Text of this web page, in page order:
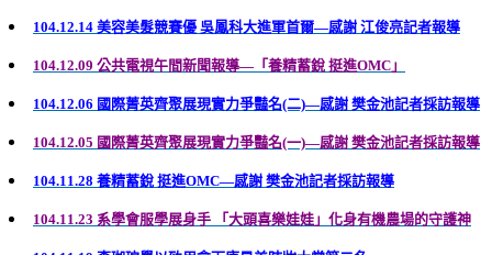
104.12.14 美容美髮競賽優 吳鳳科大進軍首爾—感謝 江俊亮記者報導
104.12.09 公共電視午間新聞報導—「養精蓄銳 挺進OMC」
104.12.06 國際菁英齊聚展現實力爭豔名(二)—感謝 樊金池記者採訪報導
104.12.05 國際菁英齊聚展現實力爭豔名(一)—感謝 樊金池記者採訪報導
104.11.28 養精蓄銳 挺進OMC—感謝 樊金池記者採訪報導
104.11.23 系學會服學展身手 「大頭喜樂娃娃」化身有機農場的守護神